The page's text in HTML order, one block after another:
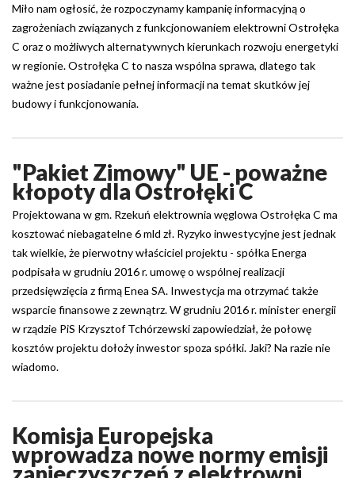
Miło nam ogłosić, że rozpoczynamy kampanię informacyjną o
zagrożeniach związanych z funkcjonowaniem elektrowni Ostrołęka
C oraz o możliwych alternatywnych kierunkach rozwoju energetyki
w regionie. Ostrołęka C to nasza wspólna sprawa, dlatego tak
ważne jest posiadanie pełnej informacji na temat skutków jej
budowy i funkcjonowania.
"Pakiet Zimowy" UE - poważne
kłopoty dla Ostrołęki C
Projektowana w gm. Rzekuń elektrownia węglowa Ostrołęka C ma
kosztować niebagatelne 6 mld zł. Ryzyko inwestycyjne jest jednak
tak wielkie, że pierwotny właściciel projektu - spółka Energa
podpisała w grudniu 2016 r. umowę o wspólnej realizacji
przedsięwzięcia z firmą Enea SA. Inwestycja ma otrzymać także
wsparcie finansowe z zewnątrz. W grudniu 2016 r. minister energii
w rządzie PiS Krzysztof Tchórzewski zapowiedział, że połowę
kosztów projektu dołoży inwestor spoza spółki. Jaki? Na razie nie
wiadomo.
Komisja Europejska
wprowadza nowe normy emisji